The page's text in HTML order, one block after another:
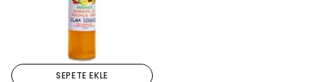
SEPETE EKLE